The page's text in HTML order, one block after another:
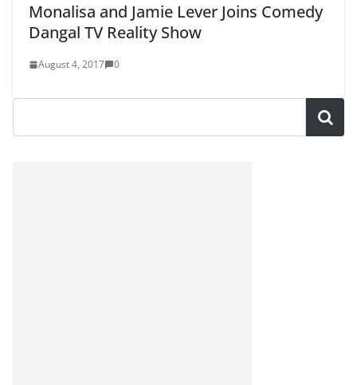
Monalisa and Jamie Lever Joins Comedy
Dangal TV Reality Show
August 4, 2017 0